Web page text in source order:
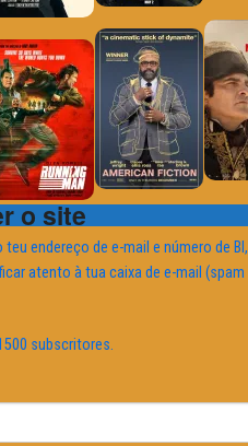
o site
endereço de e-mail e número de BI,
atento à tua caixa de e-mail (spam
subscritores.